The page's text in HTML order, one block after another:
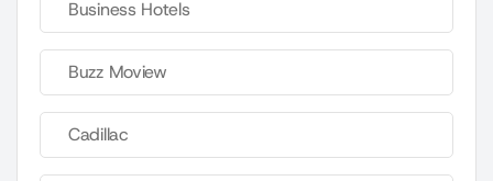
Business Hotels
Buzz Moview
Cadillac